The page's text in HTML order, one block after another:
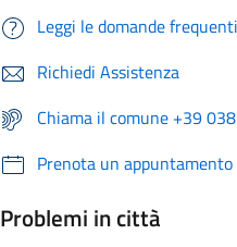
Leggi le domande frequenti
Richiedi Assistenza
Chiama il comune +39
Prenota un appuntamento
Problemi in città